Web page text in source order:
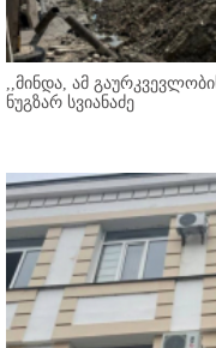
,,მინდა, ამ
ნუგზარ სვიანაძე